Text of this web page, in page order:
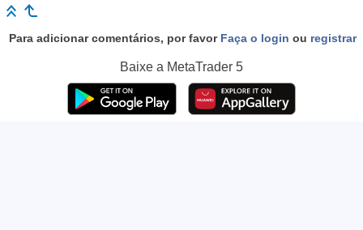
Para adicionar comentários, por favor Faça o login ou registrar
Baixe a MetaTrader 5